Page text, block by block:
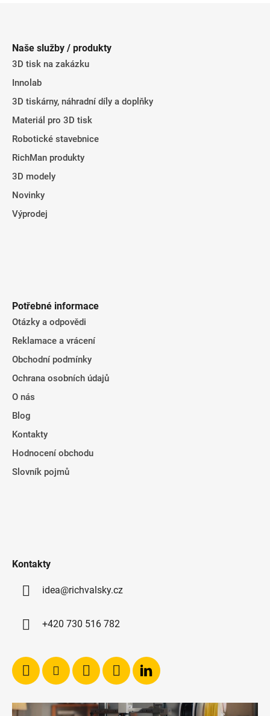
Naše služby / produkty
3D tisk na zakázku
Innolab
3D tiskárny, náhradní díly a doplňky
Materiál pro 3D tisk
Robotické stavebnice
RichMan produkty
3D modely
Novinky
Výprodej
Potřebné informace
Otázky a odpovědi
Reklamace a vrácení
Obchodní podmínky
Ochrana osobních údajů
O nás
Blog
Kontakty
Hodnocení obchodu
Slovník pojmů
Kontakty
idea@richvalsky.cz
+420 730 516 782